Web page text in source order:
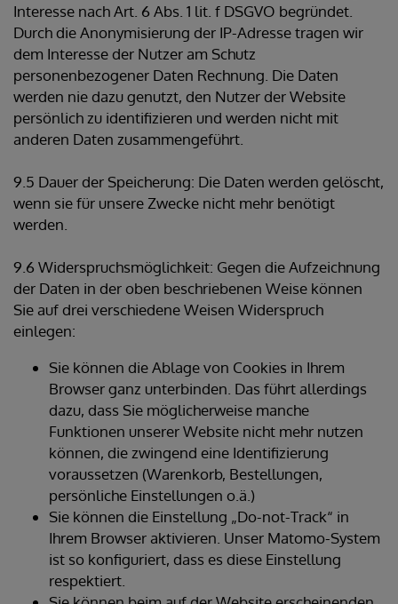
Interesse nach Art. 6 Abs. 1 lit. f DSGVO begründet.
Durch die Anonymisierung der IP-Adresse tragen wir
dem Interesse der Nutzer am Schutz
personenbezogener Daten Rechnung. Die Daten
werden nie dazu genutzt, den Nutzer der Website
persönlich zu identifizieren und werden nicht mit
anderen Daten zusammengeführt.
9.5 Dauer der Speicherung: Die Daten werden gelöscht,
wenn sie für unsere Zwecke nicht mehr benötigt
werden.
9.6 Widerspruchsmöglichkeit: Gegen die Aufzeichnung
der Daten in der oben beschriebenen Weise können
Sie auf drei verschiedene Weisen Widerspruch
einlegen:
Sie können die Ablage von Cookies in Ihrem
Browser ganz unterbinden. Das führt allerdings
dazu, dass Sie möglicherweise manche
Funktionen unserer Website nicht mehr nutzen
können, die zwingend eine Identifizierung
voraussetzen (Warenkorb, Bestellungen,
persönliche Einstellungen o.ä.)
Sie können die Einstellung „Do-not-Track“ in
Ihrem Browser aktivieren. Unser Matomo-System
ist so konfiguriert, dass es diese Einstellung
respektiert.